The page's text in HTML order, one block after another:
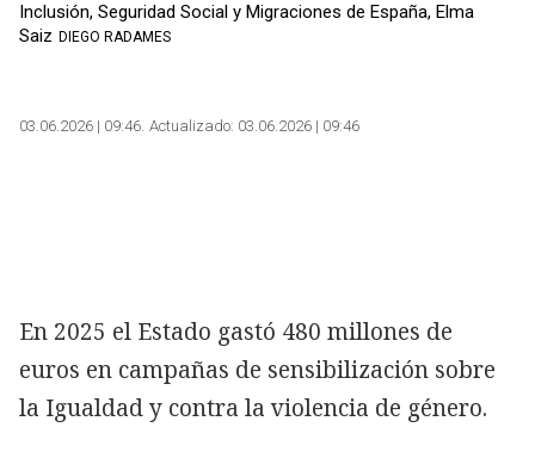
Inclusión, Seguridad Social y Migraciones de España, Elma
Saiz DIEGO RADAMES
03.06.2026 | 09:46 Actualizado: 03.06.2026 | 09:46
En 2025 el Estado gastó 480 millones de
euros en campañas de sensibilización sobre
la Igualdad y contra la violencia de género.